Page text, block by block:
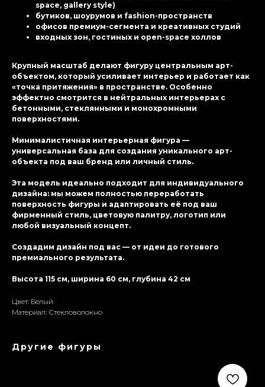
space, gallery style)
бутиков, шоурумов и fashion-пространств
офисов премиум-сегмента и креативных студий
входных зон, гостиных и open-space холлов
Крупный масштаб делают фигуру центральным арт-
объектом, который усиливает интерьер и работает как
«точка притяжения» в пространстве. Особенно
эффектно смотрится в нейтральных интерьерах с
бетонными, стеклянными и монохромными
поверхностями.
Минималистичная интерьерная фигура —
универсальная база для создания уникального арт-
объекта под ваш бренд или личный стиль.
Эта модель идеально подходит для индивидуального
дизайна: мы можем полностью переработать
поверхность фигуры и адаптировать её под ваш
фирменный стиль, цветовую палитру, логотип или
любой визуальный концепт.
Создадим дизайн под вас — от идеи до готового
премиального результата.
Высота 115 см, ширина 60 см, глубина 42 см
Цвет: Белый
Материал: Стекловолокно
Другие фигуры